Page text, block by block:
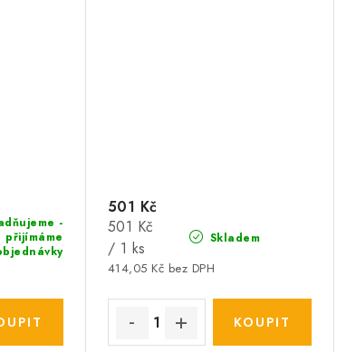
-
přijímáme
Skladem
414,05 Kč bez DPH
501 Kč
Měrná
cena:
501 Kč
/ 1 ks